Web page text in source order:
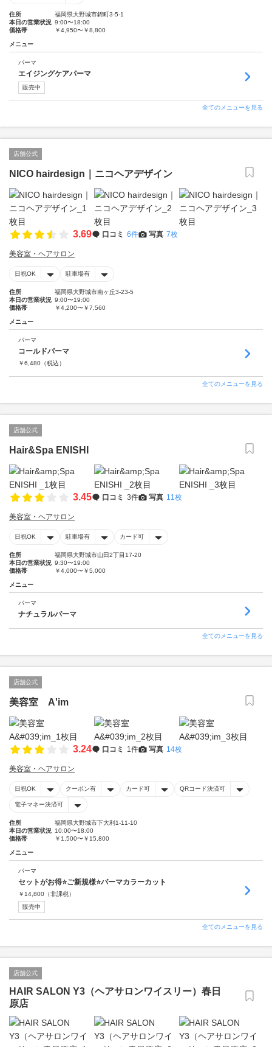
住所
福岡県大野城市錦町3-5-1
本日の営業状況 9:00〜18:00
価格帯
￥4,950〜￥8,800
メニュー
パーマ
エイジングケアパーマ
販売中
全てのメニューを見る
店舗公式
NICO hairdesign｜ニコヘアデザイン
3.69 口コミ 6件 写真 7枚
美容室・ヘアサロン
日祝OK 駐車場有
住所
福岡県大野城市南ヶ丘3-23-5
本日の営業状況 9:00〜19:00
価格帯
￥4,200〜￥7,560
メニュー
パーマ
コールドパーマ
￥6,480 （税込）
全てのメニューを見る
店舗公式
Hair&Spa ENISHI
3.45 口コミ 3件 写真 11枚
美容室・ヘアサロン
日祝OK 駐車場有 カード可
住所
福岡県大野城市山田2丁目17-20
本日の営業状況 9:30〜19:00
価格帯
￥4,000〜￥5,000
メニュー
パーマ
ナチュラルパーマ
全てのメニューを見る
店舗公式
美容室 A'im
3.24 口コミ 1件 写真 14枚
美容室・ヘアサロン
日祝OK クーポン有 カード可 QRコード決済可
電子マネー決済可
住所
福岡県大野城市下大利1-11-10
本日の営業状況 10:00〜18:00
価格帯
￥1,500〜￥15,800
メニュー
パーマ
セットがお得⭐️ご新規様⭐️パーマカラーカット
￥ 14,800 （非課税）
販売中
全てのメニューを見る
店舗公式
HAIR SALON Y3（ヘアサロンワイスリー）春日
原店